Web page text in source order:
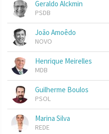
Geraldo Alckmin
PSDB
João Amoêdo
NOVO
Henrique Meirelles
MDB
Guilherme Boulos
PSOL
Marina Silva
REDE